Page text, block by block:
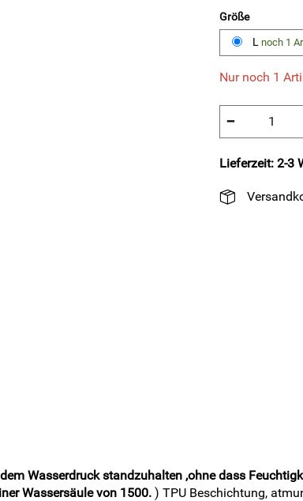
Größe
L noch 1
Nur noch 1
−
Lieferzeit: 2-3
Wasserdruck standzuhalten ,ohne dass
Wassersäule von 1500. ) TPU Beschichtung,